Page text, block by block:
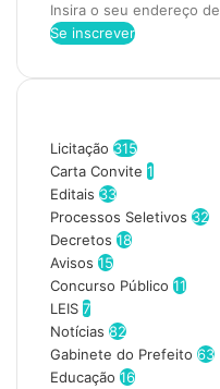
I
n
i
o
s
e
u
e
n
d
e
r
e
ç
Licitação 315
Carta Convite 1
Editais 33
Processos Seletivos 32
Decretos 18
Avisos 15
Concurso Público 11
LEIS 7
Notícias 82
Gabinete do Prefeito 63
Educação 16